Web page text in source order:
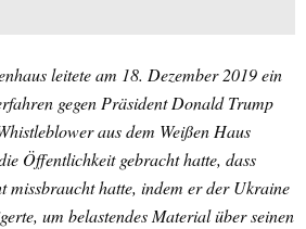
leitete am 18. Dezember 2019 ein
gegen Präsident Donald Trump
aus dem Weißen Haus
Öffentlichkeit gebracht hatte, dass
missbraucht hatte, indem er der Ukraine
um belastendes Material über seinen